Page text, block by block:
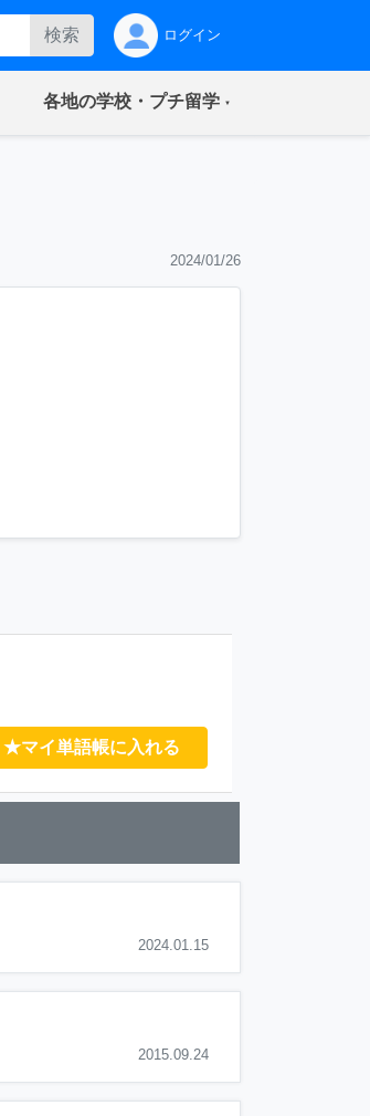
検索 ログイン
各地の学校・プチ留学(current)
2024/01/26
★マイ単語帳に入れる
2024.01.15
2015.09.24